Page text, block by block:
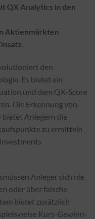
QX Analytics in den
Aktienmärkten
den
Es bietet ein
und dem QX-Score
Die Erkennung von
bietet Anlegern die
zu ermitteln
müssen Anleger sich nie
oder über falsche
bietet zusätzlich
Kurs-Gewinn-